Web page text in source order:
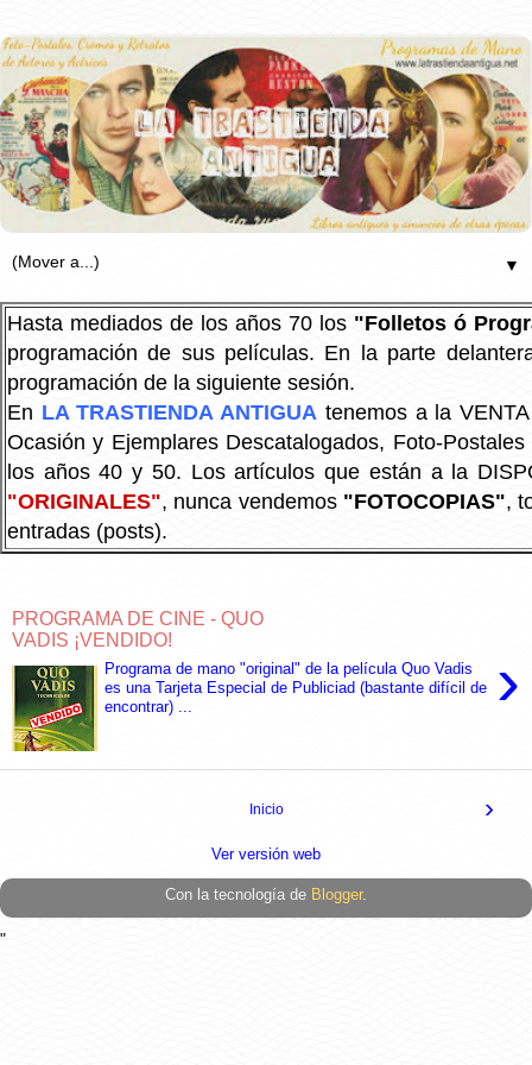
▼
Hasta mediados de los años 70 los "Folletos ó
programación de sus películas. En la parte
programación de la siguiente sesión.
En LA TRASTIENDA ANTIGUA tenemos a la
Ocasión y Ejemplares Descatalogados, Foto-
los años 40 y 50. Los artículos que están a la
"ORIGINALES", nunca vendemos "FOTOCOPIAS",
entradas (posts).
PROGRAMA DE CINE - QUO
VADIS ¡VENDIDO!
›
Programa de mano "original" de la película Quo Vadis
es una Tarjeta Especial de Publiciad (bastante difícil de
encontrar) ...
›
Inicio
Ver versión web
Con la tecnología de Blogger.
"